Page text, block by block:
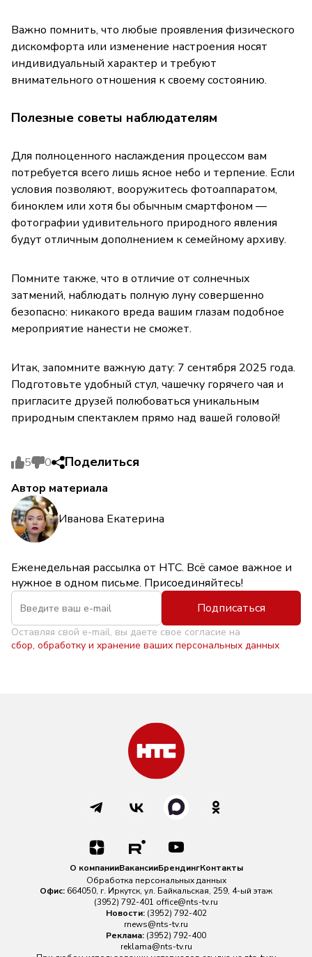
Важно помнить, что любые проявления физического
дискомфорта или изменение настроения носят
индивидуальный характер и требуют
внимательного отношения к своему состоянию.
Полезные советы наблюдателям
Для полноценного наслаждения процессом вам
потребуется всего лишь ясное небо и терпение. Если
условия позволяют, вооружитесь фотоаппаратом,
биноклем или хотя бы обычным смартфоном —
фотографии удивительного природного явления
будут отличным дополнением к семейному архиву.
Помните также, что в отличие от солнечных
затмений, наблюдать полную луну совершенно
безопасно: никакого вреда вашим глазам подобное
мероприятие нанести не сможет.
Итак, запомните важную дату: 7 сентября 2025 года.
Подготовьте удобный стул, чашечку горячего чая и
пригласите друзей полюбоваться уникальным
природным спектаклем прямо над вашей головой!
5 0 Поделиться
Автор материала
Иванова Екатерина
Еженедельная рассылка от НТС. Всё самое важное и
нужное в одном письме. Присоединяйтесь!
Подписаться
Оставляя свой e-mail, вы даете свое согласие на
сбор, обработку и хранение ваших персональных данных
О компанииВакансииБрендингКонтакты
Обработка персональных данных
Офис: 664050, г. Иркутск, ул. Байкальская, 259, 4-ый этаж
(3952) 792-401 office@nts-tv.ru
Новости: (3952) 792-402
rnews@nts-tv.ru
Реклама: (3952) 792-400
reklama@nts-tv.ru